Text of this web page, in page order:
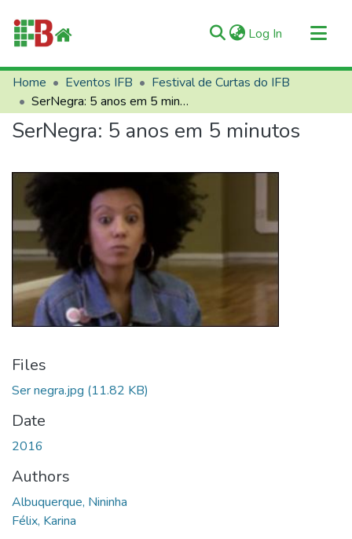
Log In (current)
Communities & Collections
All of RIIFB
Manuals and Terms
About RIIFB
Help
Contacts
Home Eventos IFB
Festival de Curtas do IFB
SerNegra: 5 anos em 5 minutos
SerNegra: 5 anos em 5 minutos
Files
Ser negra.jpg (11.82 KB)
Date
2016
Authors
Albuquerque, Nininha
Félix, Karina